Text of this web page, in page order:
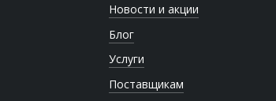
Новости и акции
Блог
Услуги
Поставщикам